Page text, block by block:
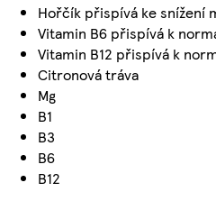
Hořčík přispívá ke snížení
Vitamin B6 přispívá k
Vitamin B12 přispívá k
Citronová tráva
Mg
B1
B3
B6
B12